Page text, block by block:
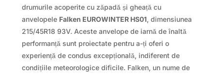
drumurile acoperite cu zăpadă și gheață cu
anvelopele Falken EUROWINTER HS01, dimensiunea
215/45R18 93V. Aceste anvelope de iarnă de înaltă
performanță sunt proiectate pentru a-ți oferi o
experiență de condus excepțională, indiferent de
condițiile meteorologice dificile. Falken, un nume de